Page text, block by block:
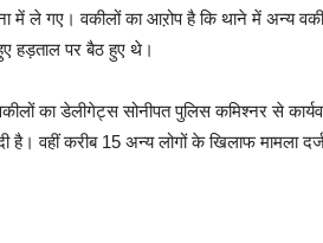
में ले गए। वकीलों का आऱोप है कि थाने में अन्य
हड़ताल पर बैठ हुए थे।
का डेलीगेट्स सोनीपत पुलिस कमिश्नर से
वहीं करीब 15 अन्य लोगों के खिलाफ मामला